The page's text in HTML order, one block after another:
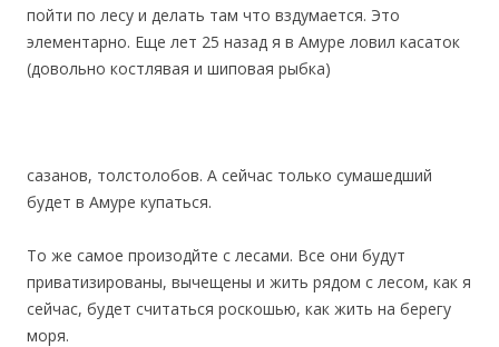
пойти по лесу и делать там что вздумается. Это
элементарно. Еще лет 25 назад я в Амуре ловил касаток
(довольно костлявая и шиповая рыбка)
сазанов, толстолобов. А сейчас только сумашедший
будет в Амуре купаться.
То же самое произодйте с лесами. Все они будут
приватизированы, вычещены и жить рядом с лесом, как я
сейчас, будет считаться роскошью, как жить на берегу
моря.